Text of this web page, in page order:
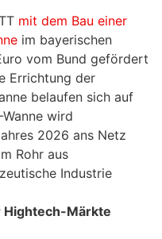
mit dem Bau einer
im bayerischen
vom Bund gefördert
Errichtung der
belaufen sich auf
wird
2026 ans Netz
Rohr aus
Industrie
Hightech-Märkte